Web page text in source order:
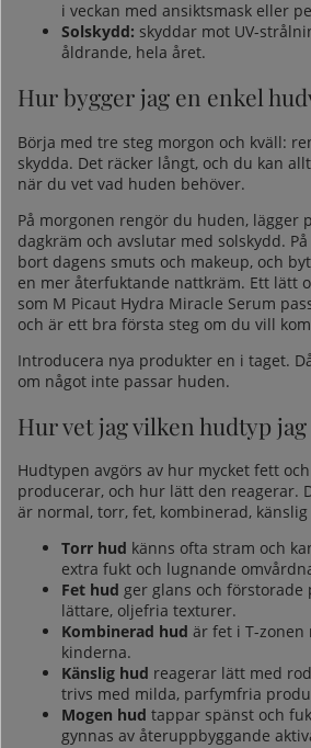
i veckan med ansiktsmask eller
Solskydd: skyddar mot UV-
åldrande, hela året.
Hur bygger jag en enkel
Börja med tre steg morgon och kväll:
skydda. Det räcker långt, och du kan
när du vet vad huden behöver.
På morgonen rengör du huden, lägger
dagkräm och avslutar med solskydd.
bort dagens smuts och makeup, och
en mer återfuktande nattkräm. Ett lätt
som M Picaut Hydra Miracle Serum
och är ett bra första steg om du vill
Introducera nya produkter en i taget.
om något inte passar huden.
Hur vet jag vilken hudtyp jag
Hudtypen avgörs av hur mycket fett
producerar, och hur lätt den reagerar.
är normal, torr, fet, kombinerad,
Torr hud känns ofta stram och
extra fukt och lugnande
Fet hud ger glans och förstorade
lättare, oljefria texturer.
Kombinerad hud är fet i T-
kinderna.
Känslig hud reagerar lätt med
trivs med milda, parfymfria
Mogen hud tappar spänst och
gynnas av återuppbyggande